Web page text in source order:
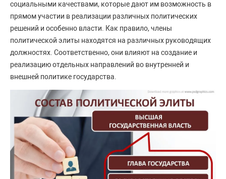
социальными качествами, которые дают им возможность в
прямом участии в реализации различных политических
решений и особенно власти. Как правило, члены
политической элиты находятся на различных руководящих
должностях. Соответственно, они влияют на создание и
реализацию отдельных направлений во внутренней и
внешней политике государства.